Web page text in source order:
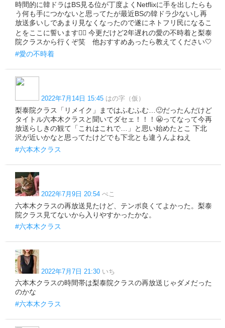
時間的に韓ドラはBS見る位が丁度よくNetflixに手を出したらも
う何も手につかないと思ってたが最近BSの韓ドラ少ないし再
放送多いしであまり見なくなったので遂にネトフリ民になるこ
とをここに誓います🙋‍♀️ 今更だけど2年遅れの愛の不時着と梨泰
院クラスから行くぞ笑 他おすすめあったら教えてください🤍
#愛の不時着
2022年7月14日 15:45 はの字（仮）
梨泰院クラス「リメイク」まではふむふむ…🙂だったんだけど
タイトル六本木クラスと聞いてダセェ！！！😬ってなって今再
放送らしきの観て「これはこれで…」と思い始めたとこ 下北
沢が近いかなと思ってたけどでも下北とも違うんよねえ
#六本木クラス
2022年7月9日 20:54 ぺこ
六本木クラスの再放送見たけど、テンポ良くてよかった。梨泰
院クラス見てないから入りやすかったかな。
#六本木クラス
2022年7月7日 21:30 いち
六本木クラスの時間帯は梨泰院クラスの再放送じゃダメだった
のかな
#六本木クラス